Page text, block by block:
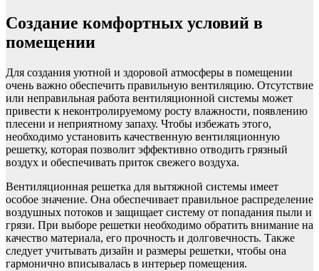
Создание комфортных условий в
помещении
Для создания уютной и здоровой атмосферы в помещении
очень важно обеспечить правильную вентиляцию. Отсутствие
или неправильная работа вентиляционной системы может
привести к неконтролируемому росту влажности, появлению
плесени и неприятному запаху. Чтобы избежать этого,
необходимо установить качественную вентиляционную
решетку, которая позволит эффективно отводить грязный
воздух и обеспечивать приток свежего воздуха.
Вентиляционная решетка для вытяжной системы имеет
особое значение. Она обеспечивает правильное распределение
воздушных потоков и защищает систему от попадания пыли и
грязи. При выборе решетки необходимо обратить внимание на
качество материала, его прочность и долговечность. Также
следует учитывать дизайн и размеры решетки, чтобы она
гармонично вписывалась в интерьер помещения.